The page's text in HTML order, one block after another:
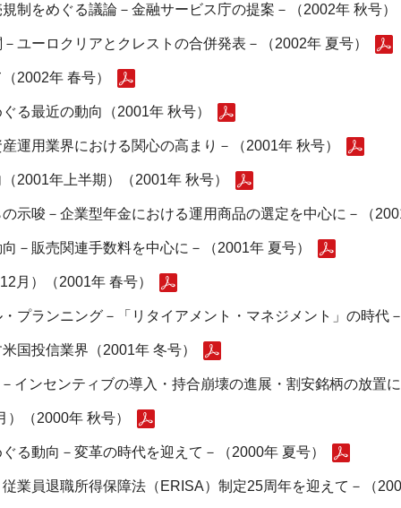
制をめぐる議論－金融サービス庁の提案－（2002年 秋号）
ユーロクリアとクレストの合併発表－（2002年 夏号）
2002年 春号）
る最近の動向（2001年 秋号）
用業界における関心の高まり－（2001年 秋号）
2001年上半期）（2001年 秋号）
示唆－企業型年金における運用商品の選定を中心に－（
－販売関連手数料を中心に－（2001年 夏号）
月）（2001年 春号）
プランニング－「リタイアメント・マネジメント」の時代
国投信業界（2001年 冬号）
インセンティブの導入・持合崩壊の進展・割安銘柄の放置
（2000年 秋号）
る動向－変革の時代を迎えて－（2000年 夏号）
業員退職所得保障法（ERISA）制定25周年を迎えて－（